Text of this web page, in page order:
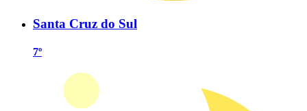
Santa Cruz do Sul
7º